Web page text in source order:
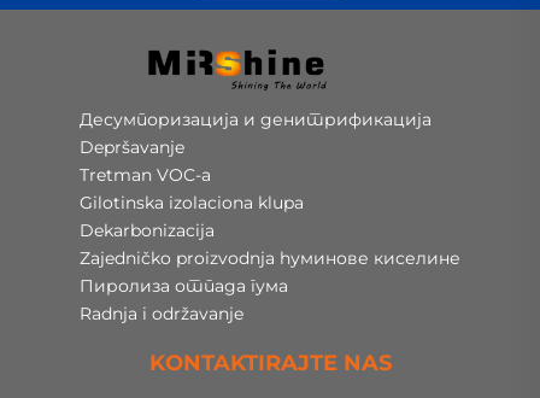
Десумпоризација и денитрификација
Depršavanje
Tretman VOC-a
Gilotinska izolaciona klupa
Dekarbonizacija
Zajedničko proizvodnja hуминове киселине
Пиролиза отпада гума
Radnja i održavanje
KONTAKTIRAJTE NAS